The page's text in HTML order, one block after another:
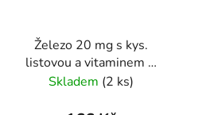
Železo 20 mg s kys.
listovou a vitaminem C
- 60 tbl.
Skladem (2 ks)